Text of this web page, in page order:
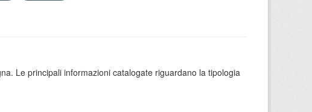
Le principali informazioni catalogate riguardano la tipologia